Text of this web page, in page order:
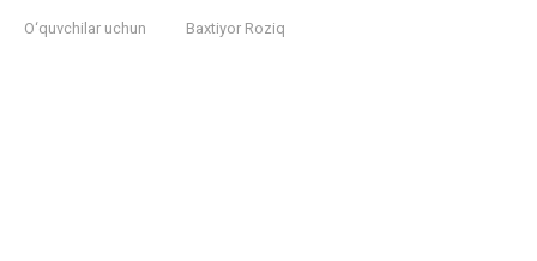
O‘quvchilar uchun Baxtiyor Roziq